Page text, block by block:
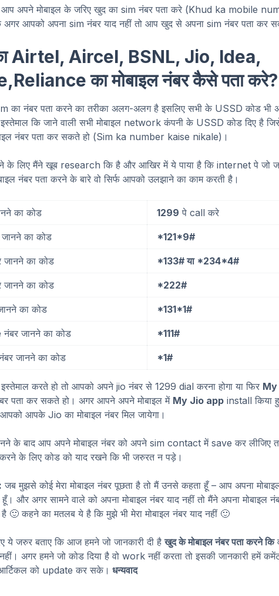
अपने मोबाइल के जरिए खुद का sim नंबर पता करे (Khud ka mobile
आपको अपना sim नंबर याद नहीं तो आप खुद से अपना sim नंबर पता कर
Airtel, Aircel, BSNL, Jio, Idea,
का मोबाइल नंबर कैसे पता करे?
का नंबर पता करने का तरीका अलग-अलग है इसलिए सभी के USSD कोड
कि जाने वाली सभी मोबाइल network कंपनी के USSD कोड दिए है
नंबर पता कर सकते हो (Sim ka number kaise nikale)।
के लिए मैंने खूब research कि है और आखिर में ये पाया है कि internet पे जो
नंबर पता करने के बारे वो सिर्फ आपको उलझाने का काम करती है।
का कोड 1299 पे call करे
का कोड *121*9#
का कोड *133# या *234*4#
जानने का कोड *222#
का कोड *131*1#
जानने का कोड *111#
जानने का कोड *1#
करते हो तो आपको अपने jio नंबर से 1299 dial करना होगा या फिर
पता कर सकते हो। अगर आपने अपने मोबाइल में My Jio app install किया
आपके Jio का मोबाइल नंबर मिल जायेगा।
के बाद आप अपने मोबाइल नंबर को अपने sim contact में save कर लीजिए
के लिए कोड को याद रखने कि भी जरुरत न पड़े।
जब मुझसे कोई मेरा मोबाइल नंबर पूछता है तो मैं उनसे कहता हूँ – आप अपना
और अगर सामने वाले को अपना मोबाइल नंबर याद नहीं तो मैंने अपना मोबाइल
कहने का मतलब ये है कि मुझे भी मेरा मोबाइल नंबर याद नहीं 🙂
ये जरुर बताए कि आज हमने जो जानकारी दी हैखुद के मोबाइल नंबर पता करने कि
नहीं। अगर हमने जो कोड दिया है वो work नहीं करता तो इसकी जानकारी हमें
को update कर सके। धन्यवाद